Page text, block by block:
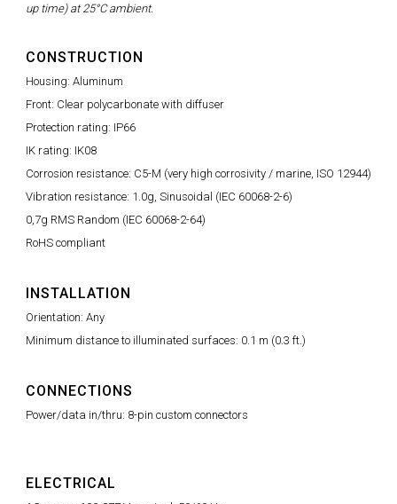
up time) at 25°C ambient.
CONSTRUCTION
Housing: Aluminum
Front: Clear polycarbonate with diffuser
Protection rating: IP66
IK rating: IK08
Corrosion resistance: C5-M (very high corrosivity / marine, ISO 12944)
Vibration resistance: 1.0g, Sinusoidal (IEC 60068-2-6)
0,7g RMS Random (IEC 60068-2-64)
RoHS compliant
INSTALLATION
Orientation: Any
Minimum distance to illuminated surfaces: 0.1 m (0.3 ft.)
CONNECTIONS
Power/data in/thru: 8-pin custom connectors
ELECTRICAL